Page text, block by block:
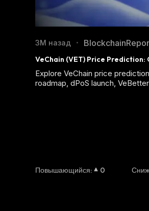
3М назад •
VeChain (VET) Price Prediction:
Explore VeChain price
roadmap, dPoS launch,
Повышающийся: 0